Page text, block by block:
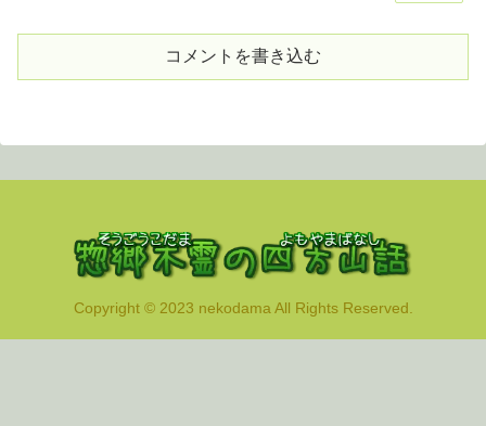
コメントを書き込む
Copyright © 2023 nekodama All Rights Reserved.